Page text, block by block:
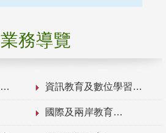
業務導覽
資訊教育及數位學習
國際及兩岸教育